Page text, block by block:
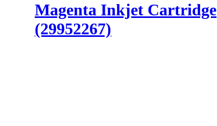
Magenta Inkjet Cartridge
(29952267)